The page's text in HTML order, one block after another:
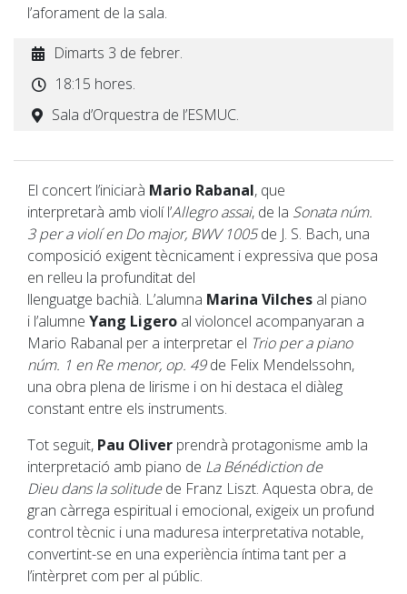
l’aforament de la sala.
Dimarts 3 de febrer.
18:15 hores.
Sala d’Orquestra de l’ESMUC.
El concert l’iniciarà Mario Rabanal, que
interpretarà amb violí l’Allegro assai, de la Sonata núm.
3 per a violí en Do major, BWV 1005de J. S. Bach, una
composició exigent tècnicament i expressiva que posa
en relleu la profunditat del
llenguatge bachià. L’alumna Marina Vilches al piano
i l’alumne Yang Ligero al violoncel acompanyaran a
Mario Rabanal per a interpretar el Trio per a piano
núm. 1 en Re menor, op. 49de Felix Mendelssohn,
una obra plena de lirisme i on hi destaca el diàleg
constant entre els instruments.
Tot seguit, Pau Oliver prendrà protagonisme amb la
interpretació amb piano de La Bénédiction de
Dieu dans la solitudede Franz Liszt. Aquesta obra, de
gran càrrega espiritual i emocional, exigeix un profund
control tècnic i una maduresa interpretativa notable,
convertint-se en una experiència íntima tant per a
l’intèrpret com per al públic.